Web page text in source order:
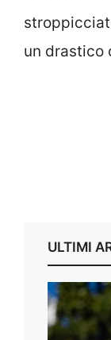
un drastico
ULTIMI